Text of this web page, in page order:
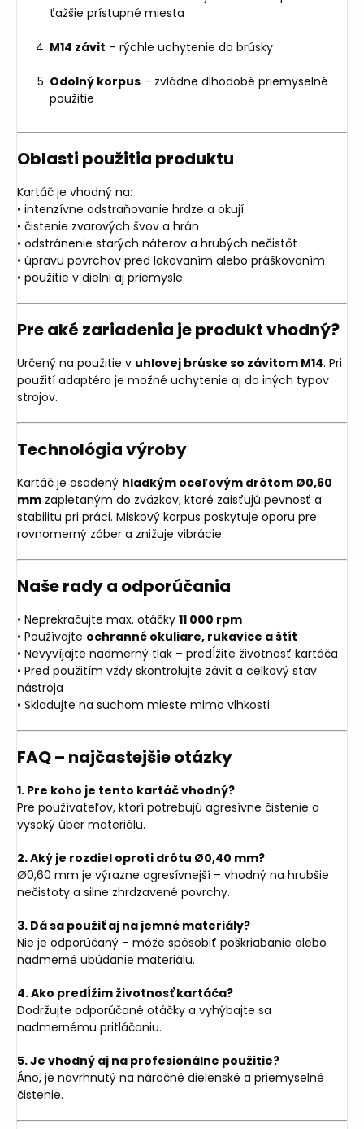
ťažšie prístupné miesta
M14 závit – rýchle uchytenie do brúsky
Odolný korpus – zvládne dlhodobé priemyselné
použitie
Oblasti použitia produktu
Kartáč je vhodný na:
• intenzívne odstraňovanie hrdze a okují
• čistenie zvarových švov a hrán
• odstránenie starých náterov a hrubých nečistôt
• úpravu povrchov pred lakovaním alebo práškovaním
• použitie v dielni aj priemysle
Pre aké zariadenia je produkt vhodný?
Určený na použitie v uhlovej brúske so závitom M14. Pri
použití adaptéra je možné uchytenie aj do iných typov
strojov.
Technológia výroby
Kartáč je osadený hladkým oceľovým drôtom Ø0,60
mm zapletaným do zväzkov, ktoré zaisťujú pevnosť a
stabilitu pri práci. Miskový korpus poskytuje oporu pre
rovnomerný záber a znižuje vibrácie.
Naše rady a odporúčania
• Neprekračujte max. otáčky 11 000 rpm
• Používajte ochranné okuliare, rukavice a štít
• Nevyvíjajte nadmerný tlak – predĺžite životnosť kartáča
• Pred použitím vždy skontrolujte závit a celkový stav
nástroja
• Skladujte na suchom mieste mimo vlhkosti
FAQ – najčastejšie otázky
1. Pre koho je tento kartáč vhodný?
Pre používateľov, ktorí potrebujú agresívne čistenie a
vysoký úber materiálu.
2. Aký je rozdiel oproti drôtu Ø0,40 mm?
Ø0,60 mm je výrazne agresívnejší – vhodný na hrubšie
nečistoty a silne zhrdzavené povrchy.
3. Dá sa použiť aj na jemné materiály?
Nie je odporúčaný – môže spôsobiť poškriabanie alebo
nadmerné ubúdanie materiálu.
4. Ako predĺžim životnosť kartáča?
Dodržujte odporúčané otáčky a vyhýbajte sa
nadmernému pritláčaniu.
5. Je vhodný aj na profesionálne použitie?
Áno, je navrhnutý na náročné dielenské a priemyselné
čistenie.